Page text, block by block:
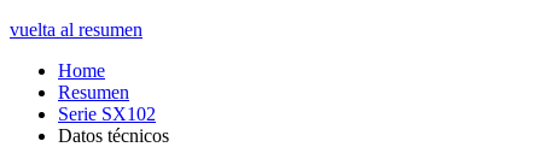
vuelta al resumen
Home
Resumen
Serie SX102
Datos técnicos